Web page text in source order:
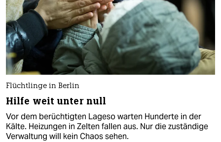
Flüchtlinge in Berlin
Hilfe weit unter null
Vor dem berüchtigten Lageso warten Hunderte in der
Kälte. Heizungen in Zelten fallen aus. Nur die zuständige
Verwaltung will kein Chaos sehen.